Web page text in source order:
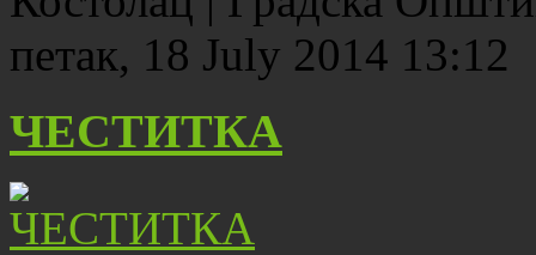
петак, 18 July 2014 13:12
ЧЕСТИТКА